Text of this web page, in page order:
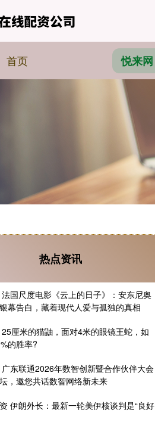
首页 悦来网
热点资讯
国尺度电影《云上的日子》：安东尼奥
幕告白，藏着现代人爱与孤独的真相
厘米的猫鼬，面对4米的眼镜王蛇，如
的胜率?
东联通2026年数智创新暨合作伙伴大会
，邀您共话数智网络新未来
伊朗外长：最新一轮美伊核谈判是“良好